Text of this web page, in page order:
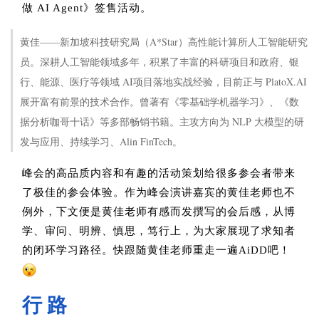
做 AI Agent》签售活动。
黄佳——新加坡科技研究局（A*Star）高性能计算所人工智能研究
员。 深耕人工智能领域多年，积累了丰富的科研项目和政府、银
行、能源、医疗等领域 AI项目落地实战经验，目前正与 PlatoX.AI
展开富有前景的技术合作。曾著有《零基础学机器学习》、《数
据分析咖哥十话》等多部畅销书籍。主攻方向为 NLP 大模型的研
发与应用、持续学习、Alin FinTech。
峰会的高品质内容和有趣的活动策划给很多参会者带来
了极佳的参会体验。作为峰会演讲嘉宾的黄佳老师也不
例外，下文便是黄佳老师有感而发撰写的会后感，从博
学、审问、明辨、慎思，笃行上，为大家展现了求知者
的闭环学习路径。快跟随黄佳老师重走一遍AiDD吧 ！
行 路